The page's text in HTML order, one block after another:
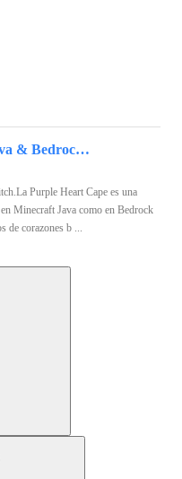
Minecraft: Java & Bedrock Edition (PC) - Microsoft Store Key - GLOBAL
Purple Heart Cape es una
Minecraft Java como en Bedrock
de corazones b ...